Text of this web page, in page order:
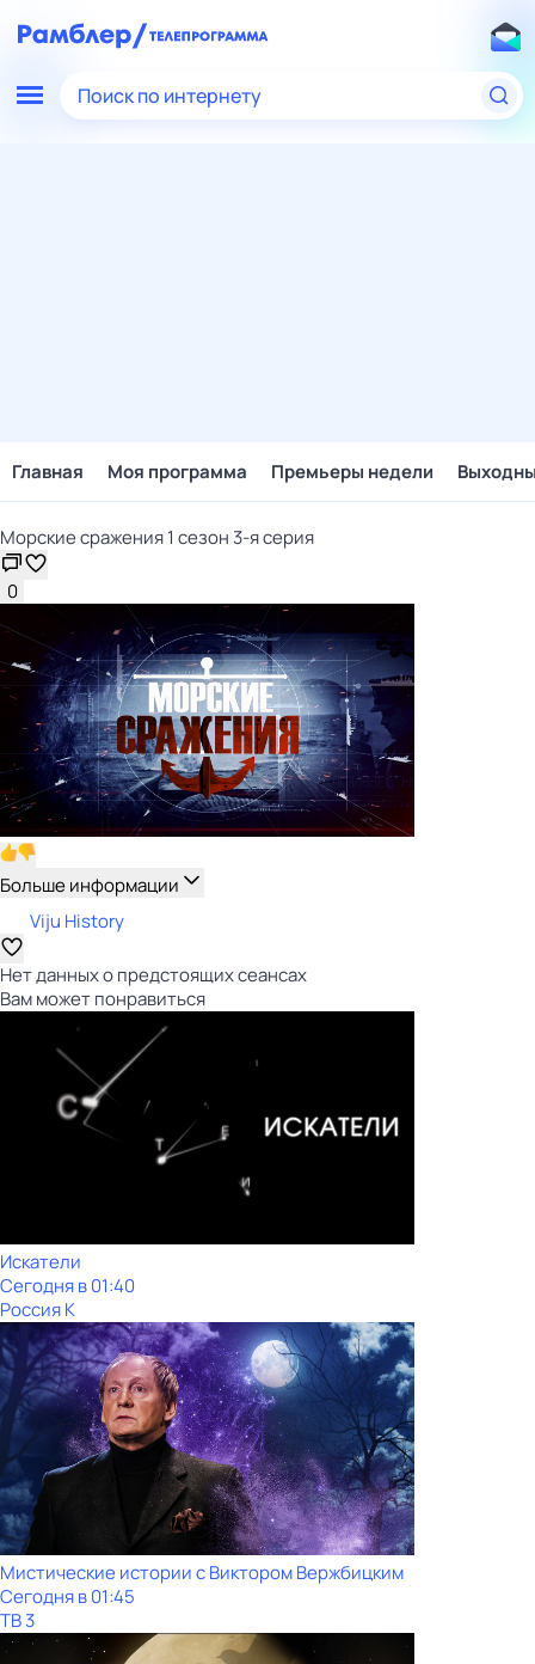
Поиск по интернету
Главная Моя программа Премьеры недели
Морские сражения 1 сезон 3-я серия
0
Больше информации
Viju History
Нет данных о предстоящих сеансах
Вам может понравиться
Искатели
Сегодня в 01:40
Россия К
Мистические истории с Виктoром Bержбицким
Сегодня в 01:45
ТВ 3